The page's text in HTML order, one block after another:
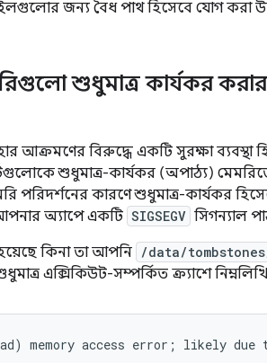
জন্য বৈধ পাথ হিসেবে যোগ করা
শুধুমাত্র কার্যকর
আক্রমণের বিরুদ্ধে একটি সুরক্ষা ব্যবস্থা
শুধুমাত্র-কার্যকর (অপাঠ্য)
পরিদর্শনের কারণে শুধুমাত্র-কার্যকর
অ্যাপে একটি SIGSEGV সিগন্যাল
কিনা তা আপনি /data/
এক্সিকিউট-সম্পর্কিত ক্র্যাশে